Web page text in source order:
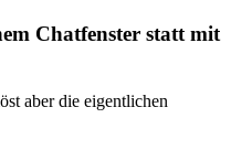
Chatfenster statt mit
aber die eigentlichen